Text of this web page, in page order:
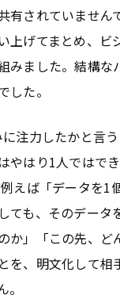
有されていません
上げてまとめ、ビ
みました。結構な
した。
注力したかと言う
やはり1人ではで
えば「データを1
ても、そのデータ
か」「この先、ど
を、明文化して相